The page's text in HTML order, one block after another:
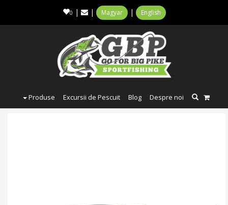
0 | | Magyar | English
Produse Excursii de Pescuit Blog Despre noi